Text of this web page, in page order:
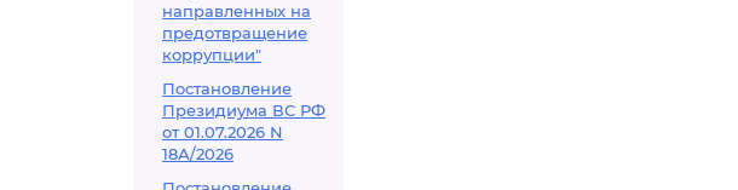
направленных на
предотвращение
коррупции"
Постановление
Президиума ВС РФ
от 01.07.2026 N
18А/2026